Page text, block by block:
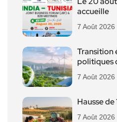
accueille
7 Août 2026
Transition
politiques
7 Août 2026
Hausse de
7 Août 2026